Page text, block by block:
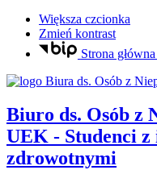
Większa czcionka
Zmień kontrast
Strona
Biuro ds. Osób z
UEK - Studenci
zdrowotnymi